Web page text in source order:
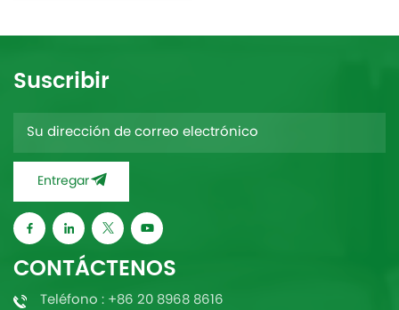
Suscribir
Entregar
CONTÁCTENOS
Teléfono : +86 20 8968 8616